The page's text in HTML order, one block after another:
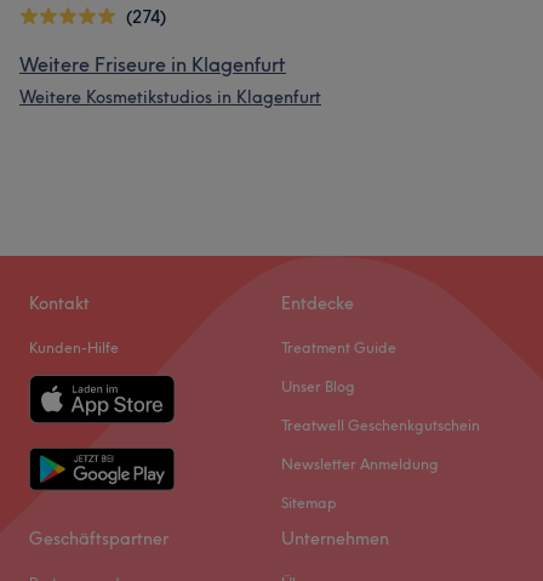
(274)
Weitere Friseure in Klagenfurt
Weitere Kosmetikstudios in Klagenfurt
Kontakt
Kunden-Hilfe
Entdecke
Treatment Guide
Unser Blog
Treatwell Geschenkgutschein
Newsletter Anmeldung
Sitemap
Geschäftspartner Unternehmen